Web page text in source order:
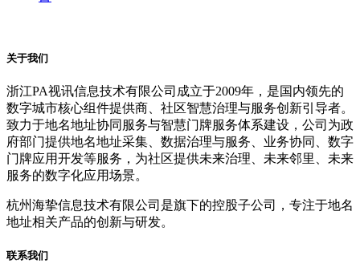
关于我们
浙江PA视讯信息技术有限公司成立于2009年，是国内领先的
数字城市核心组件提供商、社区智慧治理与服务创新引导者。
致力于地名地址协同服务与智慧门牌服务体系建设，公司为政
府部门提供地名地址采集、数据治理与服务、业务协同、数字
门牌应用开发等服务，为社区提供未来治理、未来邻里、未来
服务的数字化应用场景。
杭州海挚信息技术有限公司是旗下的控股子公司，专注于地名
地址相关产品的创新与研发。
联系我们